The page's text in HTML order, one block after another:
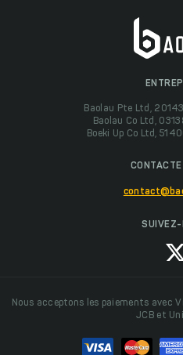
Baolau Pte Ltd,
Baolau Co Ltd,
Boeki Up Co Ltd,
SUIVEZ-
Nous acceptons les paiements avec
JCB et